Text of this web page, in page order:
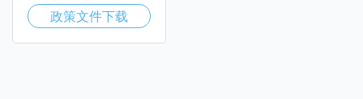
政策文件下载